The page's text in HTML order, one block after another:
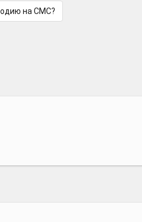
на СМС?